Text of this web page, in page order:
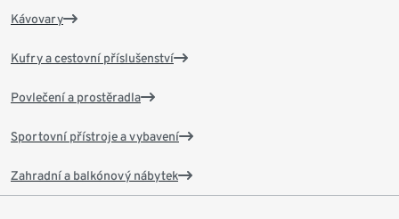
Kávovary
Kufry a cestovní příslušenství
Povlečení a prostěradla
Sportovní přístroje a vybavení
Zahradní a balkónový nábytek